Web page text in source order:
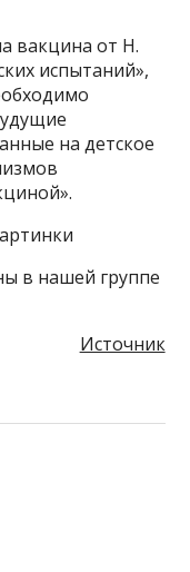
вакцина от H.
испытаний»,
на детское
в нашей группе
Источник